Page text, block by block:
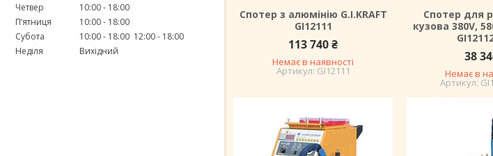
Четвер
10:00
18:00
Пʼятниця
10:00
18:00
Субота
10:00 18:00 12:00
18:00
Неділя
Вихідний
Спотер з алюмінію G.I.KRAFT
GI12111
113 740 ₴
Немає в наявності
GI12111
Спотер для
кузова 380V,
38
Немає в